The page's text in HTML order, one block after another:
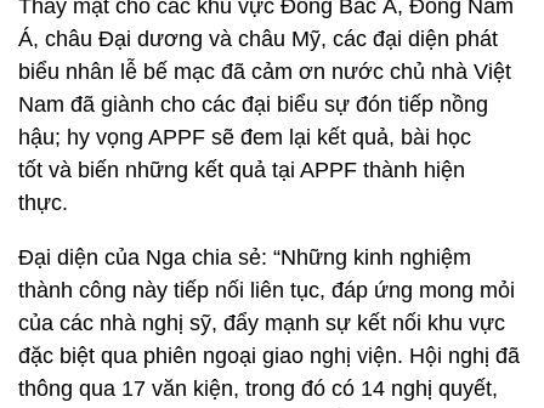
Thay mặt cho các khu vực Đông Bắc Á, Đông Nam
Á, châu Đại dương và châu Mỹ, các đại diện phát
biểu nhân lễ bế mạc đã cảm ơn nước chủ nhà Việt
Nam đã giành cho các đại biểu sự đón tiếp nồng
hậu; hy vọng APPF sẽ đem lại kết quả, bài học
tốt và biến những kết quả tại APPF thành hiện
thực.
Đại diện của Nga chia sẻ: “Những kinh nghiệm
thành công này tiếp nối liên tục, đáp ứng mong mỏi
của các nhà nghị sỹ, đẩy mạnh sự kết nối khu vực
đặc biệt qua phiên ngoại giao nghị viện. Hội nghị đã
thông qua 17 văn kiện, trong đó có 14 nghị quyết,